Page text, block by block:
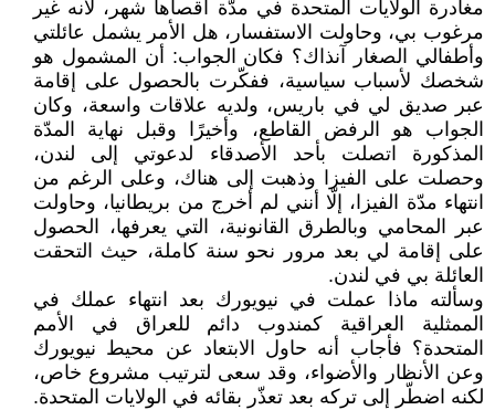
مغادرة الولايات المتحدة في مدّة أقصاها شهر، لأنه غير
مرغوب بي، وحاولت الاستفسار، هل الأمر يشمل عائلتي
وأطفالي الصغار آنذاك؟ فكان الجواب: أن المشمول هو
شخصك لأسباب سياسية، ففكّرت بالحصول على إقامة
عبر صديق لي في باريس، ولديه علاقات واسعة، وكان
الجواب هو الرفض القاطع، وأخيرًا وقبل نهاية المدّة
المذكورة اتصلت بأحد الأصدقاء لدعوتي إلى لندن،
وحصلت على الفيزا وذهبت إلى هناك، وعلى الرغم من
انتهاء مدّة الفيزا، إلّا أنني لم أخرج من بريطانيا، وحاولت
عبر المحامي وبالطرق القانونية، التي يعرفها، الحصول
على إقامة لي بعد مرور نحو سنة كاملة، حيث التحقت
العائلة بي في لندن.
وسألته ماذا عملت في نيويورك بعد انتهاء عملك في
الممثلية العراقية كمندوب دائم للعراق في الأمم
المتحدة؟ فأجاب أنه حاول الابتعاد عن محيط نيويورك
وعن الأنظار والأضواء، وقد سعى لترتيب مشروع خاص،
لكنه اضطّر إلى تركه بعد تعذّر بقائه في الولايات المتحدة.